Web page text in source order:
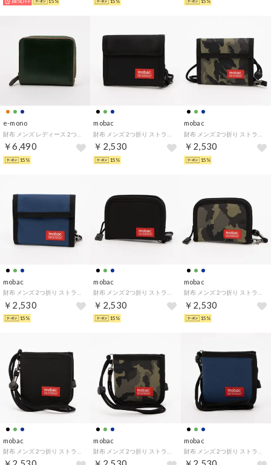
68%OFF 15% 15% 15%
e-mono
￥6,490
15%
mobac
￥2,530
15%
mobac
￥2,530
15%
mobac
￥2,530
15%
mobac
￥2,530
15%
mobac
￥2,530
15%
mobac mobac mobac